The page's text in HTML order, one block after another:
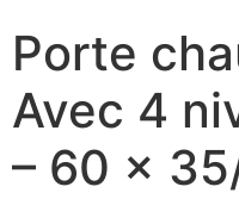
Porte
Avec 4
– 60 x